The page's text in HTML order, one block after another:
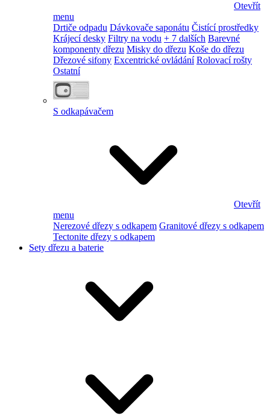
Otevřít
menu
Drtiče odpadu Dávkovače saponátu Čistící prostředky
Krájecí desky Filtry na vodu + 7 dalších Barevné
komponenty dřezu Misky do dřezu Koše do dřezu
Dřezové sifony Excentrické ovládání Rolovací rošty
Ostatní
S odkapávačem
Otevřít
menu
Nerezové dřezy s odkapem Granitové dřezy s odkapem
Tectonite dřezy s odkapem
Sety dřezu a baterie